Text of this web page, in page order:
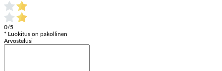
0/5
* Luokitus on pakollinen
Arvostelusi